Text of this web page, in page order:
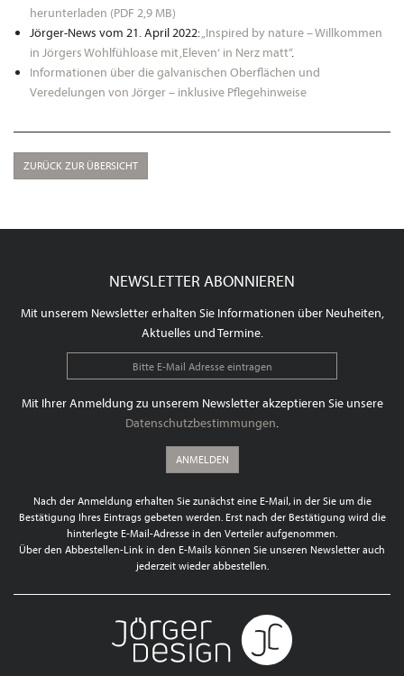
herunterladen (PDF 2,9 MB)
Jörger-News vom 21. April 2022:„Inspired by nature – Willkommen
in Jörgers Wohlfühloase mit ‚Eleven‘ in Nerz matt“.
Informationen über die galvanischen Oberflächen und
Veredelungen von Jörger – inklusive Pflegehinweise
ZURÜCK ZUR ÜBERSICHT
NEWSLETTER ABONNIEREN
Mit unserem Newsletter erhalten Sie Informationen über Neuheiten,
Aktuelles und Termine.
Mit Ihrer Anmeldung zu unserem Newsletter akzeptieren Sie unsere
Datenschutzbestimmungen.
ANMELDEN
Nach der Anmeldung erhalten Sie zunächst eine E-Mail, in der Sie um die
Bestätigung Ihres Eintrags gebeten werden. Erst nach der Bestätigung wird die
hinterlegte E-Mail-Adresse in den Verteiler aufgenommen.
Über den Abbestellen-Link in den E-Mails können Sie unseren Newsletter auch
jederzeit wieder abbestellen.